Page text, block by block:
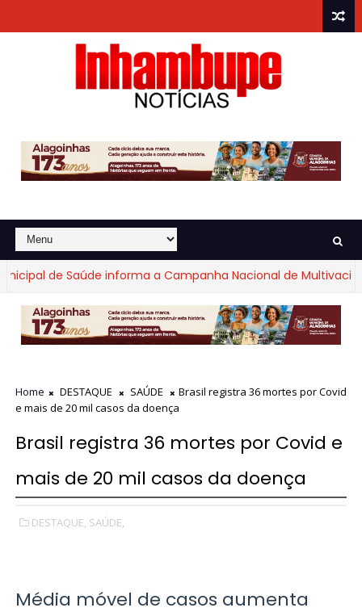
de Saúde informa a Campanha Nacional de
Home DESTAQUE SAÚDE
Brasil registra 36 mortes por Covid
e mais de 20 mil casos da doença
Brasil registra 36 mortes por Covid e
mais de 20 mil casos da doença
DESTAQUE, SAÚDE,
Média móvel de casos aumenta